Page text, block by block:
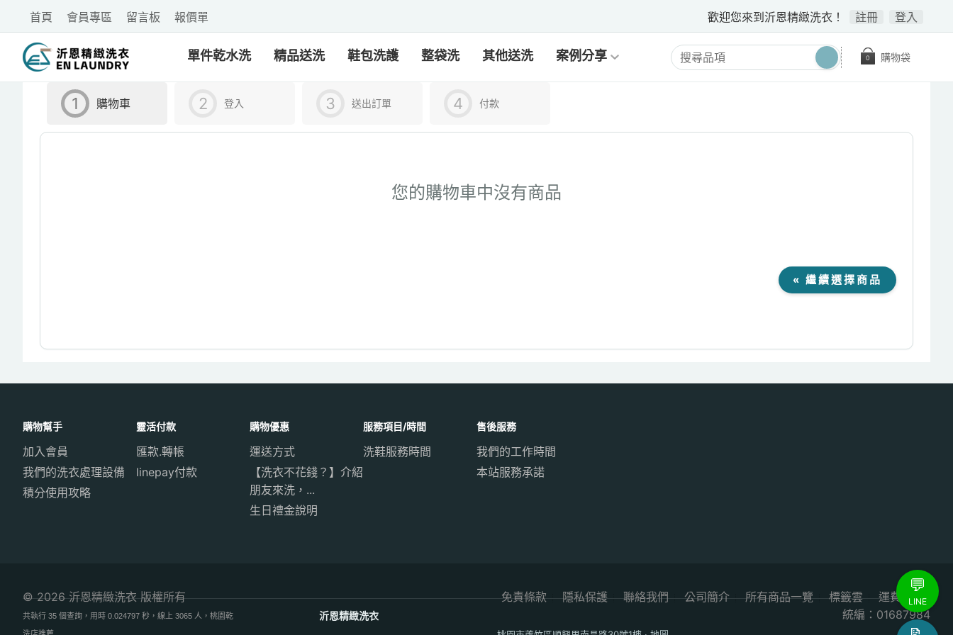
歡迎您來到沂恩精緻洗衣！ 註冊 登入
首頁 會員專區 留言板 報價單
單件乾水洗 精品送洗 鞋包洗護 整袋洗 其他送洗 案例分享 購物袋
0
購物車 登入 送出訂單 付款
您的購物車中沒有商品
« 繼續選擇商品
購物幫手
加入會員
我們的洗衣處理設備
積分使用攻略
靈活付款
匯款.轉帳
linepay付款
購物優惠
運送方式
【洗衣不花錢？】介紹
朋友來洗，...
生日禮金說明
服務項目/時間
洗鞋服務時間
售後服務
我們的工作時間
本站服務承諾
免責條款 隱私保護 聯絡我們 公司簡介 所有商品一覽 標籤雲
運費試算
統編：01687984
© 2026 沂恩精緻洗衣 版權所有
共執行 35 個查詢，用時 0.024797 秒，線上 3065 人，桃園乾 沂恩精緻洗衣
💬
LINE